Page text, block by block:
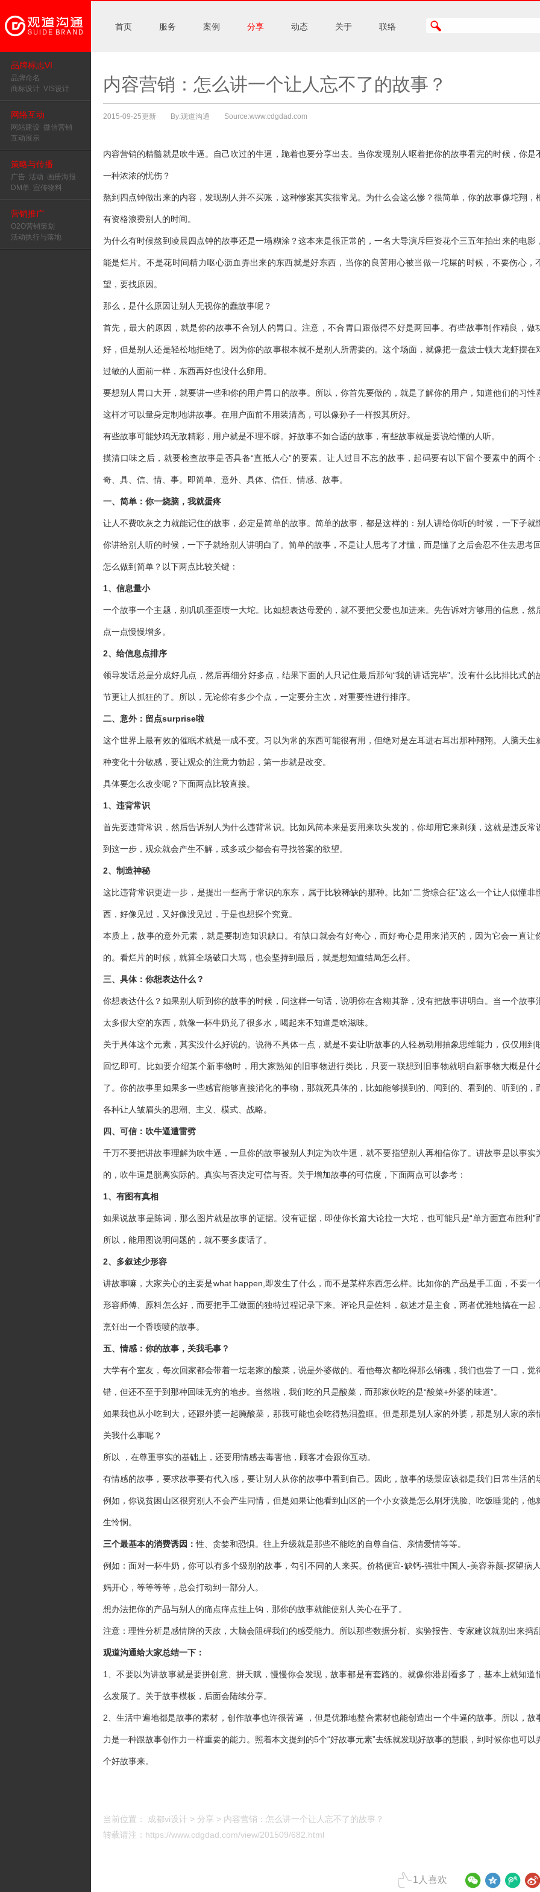
首页 服务 案例 分享 动态 关于 联络
品牌标志VI
品牌命名
商标设计 VIS设计
网络互动
网站建设 微信营销
互动展示
策略与传播
广告 活动 画册海报
DM单 宣传物料
营销推广
O2O营销策划
活动执行与落地
内容营销：怎么讲一个让人忘不了的故事？
2015-09-25更新 By:观道沟通 Source:www.cdgdad.com
内容营销的精髓就是吹牛逼。自己吹过的牛逼，跪着也要分享出去。当你发现别人呕着把你的故事看完的时候，你是
一种浓浓的忧伤？
熬到四点钟做出来的内容，发现别人并不买账，这种惨案其实很常见。为什么会这么惨？很简单，你的故事像坨翔，
有资格浪费别人的时间。
为什么有时候熬到凌晨四点钟的故事还是一塌糊涂？这本来是很正常的，一名大导演斥巨资花个三五年拍出来的电影
能是烂片。不是花时间精力呕心沥血弄出来的东西就是好东西，当你的良苦用心被当做一坨屎的时候，不要伤心，
望，要找原因。
那么，是什么原因让别人无视你的蠢故事呢？
首先，最大的原因，就是你的故事不合别人的胃口。注意，不合胃口跟做得不好是两回事。有些故事制作精良，做
好，但是别人还是轻松地拒绝了。因为你的故事根本就不是别人所需要的。这个场面，就像把一盘波士顿大龙虾摆在
过敏的人面前一样，东西再好也没什么卵用。
要想别人胃口大开，就要讲一些和你的用户胃口的故事。所以，你首先要做的，就是了解你的用户，知道他们的习性
这样才可以量身定制地讲故事。在用户面前不用装清高，可以像孙子一样投其所好。
有些故事可能炒鸡无敌精彩，用户就是不理不睬。好故事不如合适的故事，有些故事就是要说给懂的人听。
摸清口味之后，就要检查故事是否具备“直抵人心”的要素。让人过目不忘的故事，起码要有以下留个要素中的两个
奇、具、信、情、事。即简单、意外、具体、信任、情感、故事。
一、简单：你一烧脑，我就蛋疼
让人不费吹灰之力就能记住的故事，必定是简单的故事。简单的故事，都是这样的：别人讲给你听的时候，一下子就
你讲给别人听的时候，一下子就给别人讲明白了。简单的故事，不是让人思考了才懂，而是懂了之后会忍不住去思考回
怎么做到简单？以下两点比较关键：
1、信息量小
一个故事一个主题，别叽叽歪歪喷一大坨。比如想表达母爱的，就不要把父爱也加进来。先告诉对方够用的信息，然
点一点慢慢增多。
2、给信息点排序
领导发话总是分成好几点，然后再细分好多点，结果下面的人只记住最后那句“我的讲话完毕”。没有什么比排比式的
节更让人抓狂的了。所以，无论你有多少个点，一定要分主次，对重要性进行排序。
二、意外：留点surprise啦
这个世界上最有效的催眠术就是一成不变。习以为常的东西可能很有用，但绝对是左耳进右耳出那种翔翔。人脑天生
种变化十分敏感，要让观众的注意力勃起，第一步就是改变。
具体要怎么改变呢？下面两点比较直接。
1、违背常识
首先要违背常识，然后告诉别人为什么违背常识。比如风筒本来是要用来吹头发的，你却用它来剃须，这就是违反常
到这一步，观众就会产生不解，或多或少都会有寻找答案的欲望。
2、制造神秘
这比违背常识更进一步，是提出一些高于常识的东东，属于比较稀缺的那种。比如“二货综合征”这么一个让人似懂非
西，好像见过，又好像没见过，于是也想探个究竟。
本质上，故事的意外元素，就是要制造知识缺口。有缺口就会有好奇心，而好奇心是用来消灭的，因为它会一直让
的。看烂片的时候，就算全场破口大骂，也会坚持到最后，就是想知道结局怎么样。
三、具体：你想表达什么？
你想表达什么？如果别人听到你的故事的时候，问这样一句话，说明你在含糊其辞，没有把故事讲明白。当一个故事
太多假大空的东西，就像一杯牛奶兑了很多水，喝起来不知道是啥滋味。
关于具体这个元素，其实没什么好说的。说得不具体一点，就是不要让听故事的人轻易动用抽象思维能力，仅仅用到
回忆即可。比如要介绍某个新事物时，用大家熟知的旧事物进行类比，只要一联想到旧事物就明白新事物大概是什
了。你的故事里如果多一些感官能够直接消化的事物，那就死具体的，比如能够摸到的、闻到的、看到的、听到的，
各种让人皱眉头的思潮、主义、模式、战略。
四、可信：吹牛逼遭雷劈
千万不要把讲故事理解为吹牛逼，一旦你的故事被别人判定为吹牛逼，就不要指望别人再相信你了。讲故事是以事实
的，吹牛逼是脱离实际的。真实与否决定可信与否。关于增加故事的可信度，下面两点可以参考：
1、有图有真相
如果说故事是陈词，那么图片就是故事的证据。没有证据，即使你长篇大论拉一大坨，也可能只是“单方面宣布胜利”
所以，能用图说明问题的，就不要多废话了。
2、多叙述少形容
讲故事嘛，大家关心的主要是what happen,即发生了什么，而不是某样东西怎么样。比如你的产品是手工面，不要一
形容师傅、原料怎么好，而要把手工做面的独特过程记录下来。评论只是佐料，叙述才是主食，两者优雅地搞在一起
烹饪出一个香喷喷的故事。
五、情感：你的故事，关我毛事？
大学有个室友，每次回家都会带着一坛老家的酸菜，说是外婆做的。看他每次都吃得那么销魂，我们也尝了一口，觉
错，但还不至于到那种回味无穷的地步。当然啦，我们吃的只是酸菜，而那家伙吃的是“酸菜+外婆的味道”。
如果我也从小吃到大，还跟外婆一起腌酸菜，那我可能也会吃得热泪盈眶。但是那是别人家的外婆，那是别人家的亲
关我什么事呢？
所以 ，在尊重事实的基础上，还要用情感去毒害他，顾客才会跟你互动。
有情感的故事，要求故事要有代入感，要让别人从你的故事中看到自己。因此，故事的场景应该都是我们日常生活的
例如，你说贫困山区很穷别人不会产生同情，但是如果让他看到山区的一个小女孩是怎么刷牙洗脸、吃饭睡觉的，他
生怜悯。
三个最基本的消费诱因：性、贪婪和恐惧。往上升级就是那些不能吃的自尊自信、亲情爱情等等。
例如：面对一杯牛奶，你可以有多个级别的故事，勾引不同的人来买。价格便宜-缺钙-强壮中国人-美容养颜-探望病
妈开心，等等等等，总会打动到一部分人。
想办法把你的产品与别人的痛点痒点挂上钩，那你的故事就能使别人关心在乎了。
注意：理性分析是感情牌的天敌，大脑会阻碍我们的感受能力。所以那些数据分析、实验报告、专家建议就别出来捣乱
观道沟通给大家总结一下：
1、不要以为讲故事就是要拼创意、拼天赋，慢慢你会发现，故事都是有套路的。就像你港剧看多了，基本上就知道
么发展了。关于故事模板，后面会陆续分享。
2、生活中遍地都是故事的素材，创作故事也许很苦逼 ，但是优雅地整合素材也能创造出一个牛逼的故事。所以，故
力是一种跟故事创作力一样重要的能力。照着本文提到的5个“好故事元素”去练就发现好故事的慧眼，到时候你也可以
个好故事来。
当前位置： 成都vi设计 > 分享 > 内容营销：怎么讲一个让人忘不了的故事？
转载请注：https://www.cdgdad.com/view/201509/682.html
1 人喜欢